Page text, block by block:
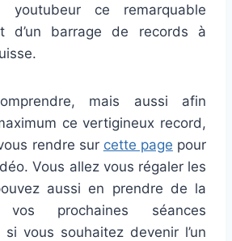
youtubeur ce remarquable
d’un barrage de records à
mais aussi afin
ce vertigineux record,
rendre sur cette page pour
Vous allez vous régaler les
aussi en prendre de la
prochaines séances
si vous souhaitez devenir l’un